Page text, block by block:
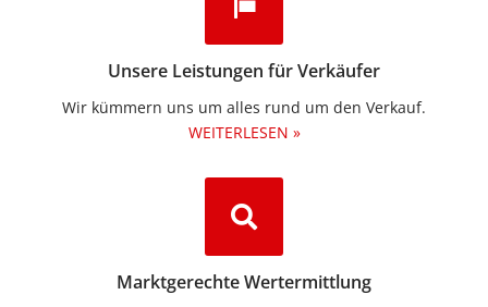
Unsere Leistungen für Verkäufer
Wir kümmern uns um alles rund um den Verkauf.
WEITERLESEN »
Marktgerechte Wertermittlung